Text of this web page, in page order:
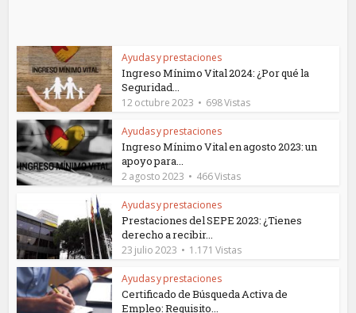
Ayudas y prestaciones
Ingreso Mínimo Vital 2024: ¿Por qué la
Seguridad...
12 octubre 2023 698 Vistas
Ayudas y prestaciones
Ingreso Mínimo Vital en agosto 2023: un
apoyo para...
2 agosto 2023 466 Vistas
Ayudas y prestaciones
Prestaciones del SEPE 2023: ¿Tienes
derecho a recibir...
23 julio 2023 1.171 Vistas
Ayudas y prestaciones
Certificado de Búsqueda Activa de
Empleo: Requisito...